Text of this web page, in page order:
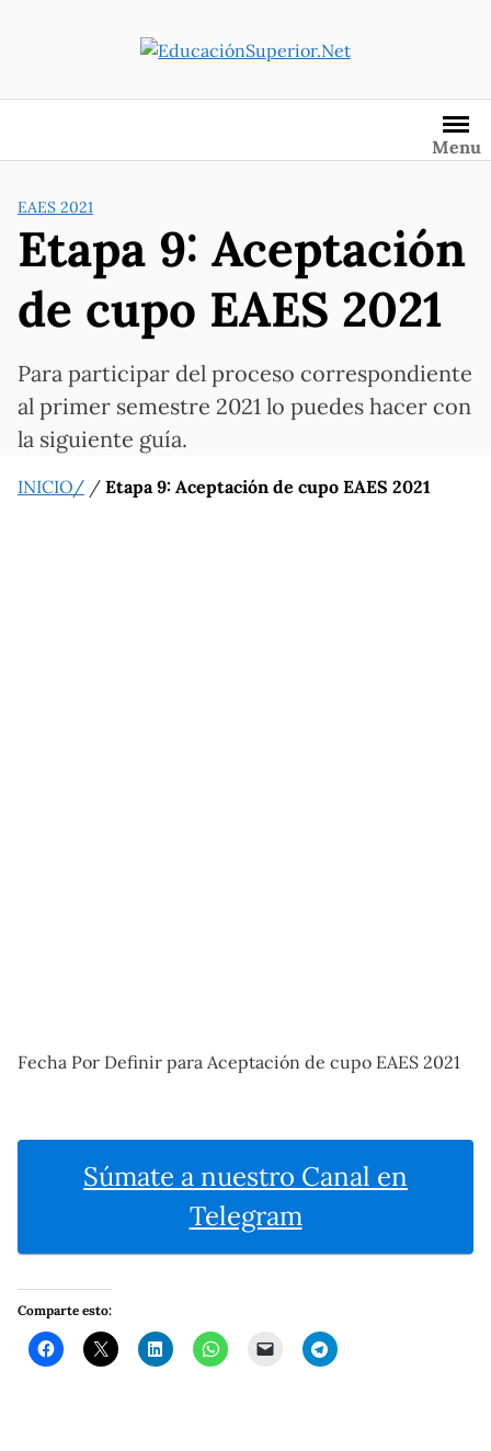
Menu
EAES 2021
Etapa 9: Aceptación
de cupo EAES 2021
Para participar del proceso correspondiente
al primer semestre 2021 lo puedes hacer con
la siguiente guía.
INICIO/ / Etapa 9: Aceptación de cupo EAES 2021
Fecha Por Definir para Aceptación de cupo EAES 2021
Súmate a nuestro Canal en
Telegram
Comparte esto: